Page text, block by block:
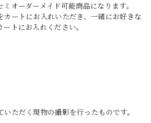
オーダーメイド可能商品になります。
カートにお入れいただき、一緒にお好きな
トにお入れください。
ただく現物の撮影を行ったものです。